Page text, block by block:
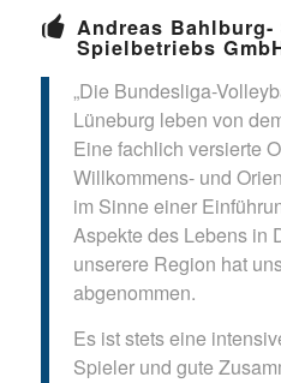
Andreas Bahlburg-
Spielbetriebs
„Die Bundesliga-
Lüneburg leben von
Eine fachlich versierte
Willkommens- und
im Sinne einer
Aspekte des Lebens in
unserere Region hat
abgenommen.
Es ist stets eine
Spieler und gute